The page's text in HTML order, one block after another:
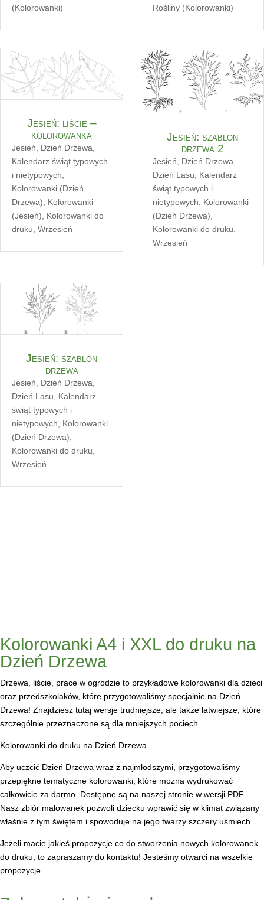
(Kolorowanki)
Rośliny (Kolorowanki)
Jesień: liście –
kolorowanka
Jesień, Dzień Drzewa,
Kalendarz świąt typowych
i nietypowych,
Kolorowanki (Dzień
Drzewa), Kolorowanki
(Jesień), Kolorowanki do
druku, Wrzesień
Jesień: szablon
drzewa 2
Jesień Dzień Drzewa
Dzień Lasu
Kalendarz
świąt typowych i
nietypowych
Kolorowanki
(Dzień Drzewa)
Kolorowanki do druku
Wrzesień
Jesień: szablon
drzewa
Jesień Dzień Drzewa
Dzień Lasu
Kalendarz
świąt typowych i
nietypowych
Kolorowanki
(Dzień Drzewa)
Kolorowanki do druku
Wrzesień
Kolorowanki A4 i XXL do druku na
Dzień Drzewa
Drzewa, liście, prace w ogrodzie to przykładowe kolorowanki dla dzieci
oraz przedszkolaków, które przygotowaliśmy specjalnie na Dzień
Drzewa! Znajdziesz tutaj wersje trudniejsze, ale także łatwiejsze, które
szczególnie przeznaczone są dla mniejszych pociech.
Kolorowanki do druku na Dzień Drzewa
Aby uczcić Dzień Drzewa wraz z najmłodszymi, przygotowaliśmy
przepiękne tematyczne kolorowanki, które można wydrukować
całkowicie za darmo. Dostępne są na naszej stronie w wersji PDF.
Nasz zbiór malowanek pozwoli dziecku wprawić się w klimat związany
właśnie z tym świętem i spowoduje na jego twarzy szczery uśmiech.
Jeżeli macie jakieś propozycje co do stworzenia nowych kolorowanek
do druku, to zapraszamy do kontaktu! Jesteśmy otwarci na wszelkie
propozycje.